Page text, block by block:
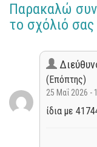
Παρακαλώ
το σχόλιό σας
(Επόπτης)
25 Μαΐ 2026 -
ίδια με